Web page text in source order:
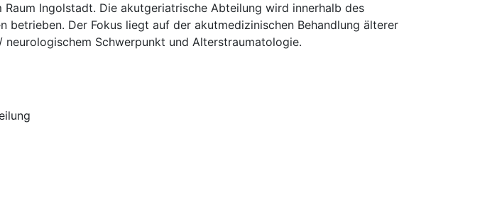
Ingolstadt. Die akutgeriatrische Abteilung wird innerhalb des
Der Fokus liegt auf der akutmedizinischen Behandlung älterer
Schwerpunkt und Alterstraumatologie.